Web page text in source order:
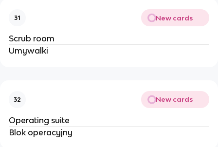
31 New cards
Scrub room
Umywalki
32 New cards
Operating suite
Blok operacyjny